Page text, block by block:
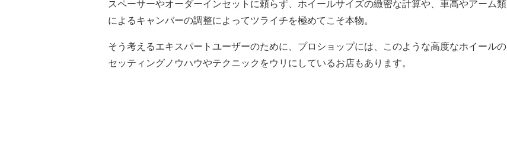
スペーサーやオーダーインセットに頼らず、ホイールサイズの緻密な計算や、車高やアーム類
によるキャンバーの調整によってツライチを極めてこそ本物。
そう考えるエキスパートユーザーのために、プロショップには、このような高度なホイールの
セッティングノウハウやテクニックをウリにしているお店もあります。